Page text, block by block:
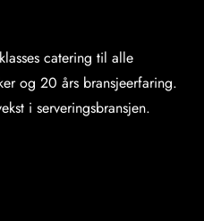
catering til alle
og 20 års bransjeerfaring.
i serveringsbransjen.